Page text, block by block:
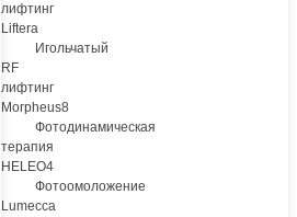
лифтинг
Liftera
Игольчатый
RF
лифтинг
Morpheus8
Фотодинамическая
терапия
HELEO4
Фотоомоложение
Lumecca